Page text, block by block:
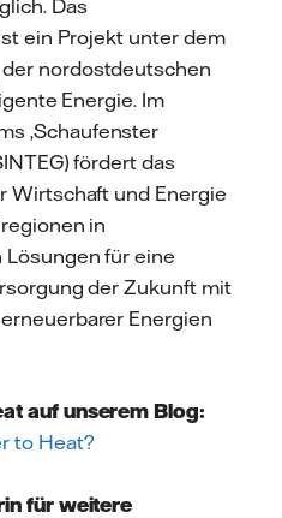
Das
ein Projekt unter dem
der nordostdeutschen
Energie. Im
‚Schaufenster
fördert das
Wirtschaft und Energie
in
Lösungen für eine
der Zukunft mit
Energien
auf unserem Blog:
to Heat?
für weitere